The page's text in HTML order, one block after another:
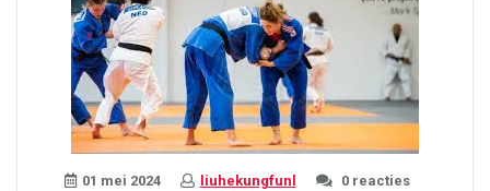
01 mei 2024 liuhekungfunl 0 reacties